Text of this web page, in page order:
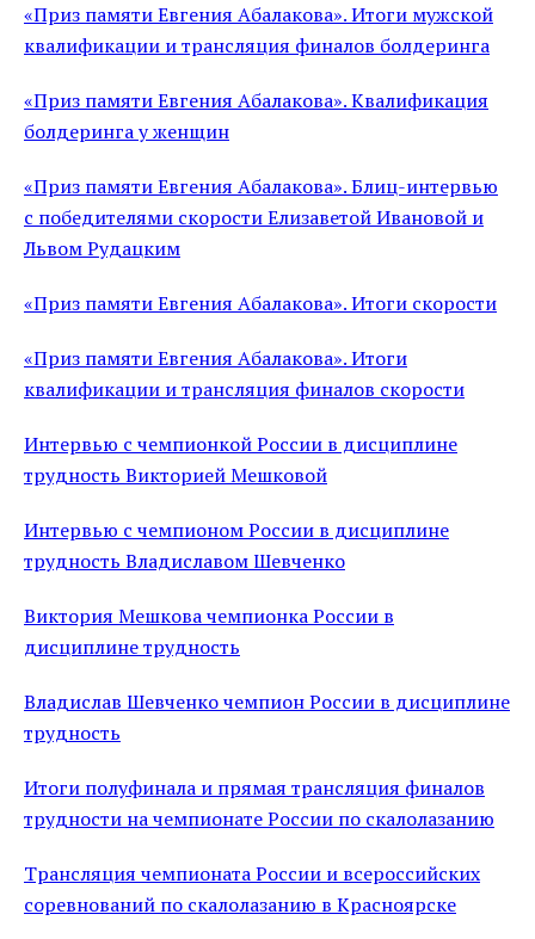
«Приз памяти Евгения Абалакова». Итоги мужской
квалификации и трансляция финалов болдеринга
«Приз памяти Евгения Абалакова». Квалификация
болдеринга у женщин
«Приз памяти Евгения Абалакова». Блиц-интервью
с победителями скорости Елизаветой Ивановой и
Львом Рудацким
«Приз памяти Евгения Абалакова». Итоги скорости
«Приз памяти Евгения Абалакова». Итоги
квалификации и трансляция финалов скорости
Интервью с чемпионкой России в дисциплине
трудность Викторией Мешковой
Интервью с чемпионом России в дисциплине
трудность Владиславом Шевченко
Виктория Мешкова чемпионка России в
дисциплине трудность
Владислав Шевченко чемпион России в дисциплине
трудность
Итоги полуфинала и прямая трансляция финалов
трудности на чемпионате России по скалолазанию
Трансляция чемпионата России и всероссийских
соревнований по скалолазанию в Красноярске